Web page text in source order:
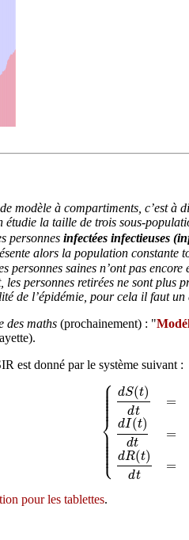
modèle à compartiments, c’est à
étudie la taille de trois sous-
personnes infectées infectieuses (
alors la population constante
personnes saines n’ont pas
les personnes retirées ne sont plus
de l’épidémie, pour cela il faut
des maths (prochainement) : "
est donné par le système suivant :
⎧
⎩
⎨
⎪
⎪
⎪⎪⎪⎪
⎪
⎪
⎪⎪⎪⎪⎪⎪
dS(t)
dt
dI(t)
dt
dR(t)
dt
=
=
=
{d S(t)dt= S(t
pour les tablettes.